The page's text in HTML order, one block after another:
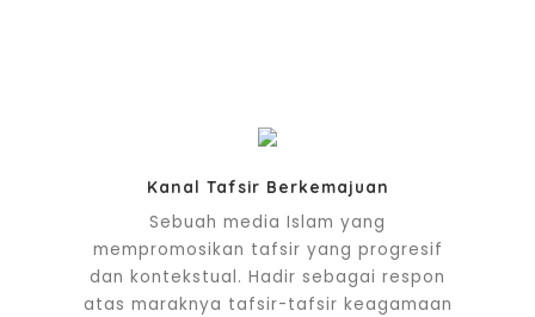
Kanal Tafsir Berkemajuan
Sebuah media Islam yang
mempromosikan tafsir yang progresif
dan kontekstual. Hadir sebagai respon
atas maraknya tafsir-tafsir keagamaan